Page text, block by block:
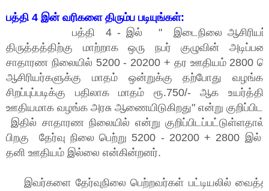
பத்தி 4 இன் வரிகளை திரும்ப படியுங்கள்:
பத்தி 4 - இல் " இடைநிலை
திருத்தத்திற்கு மாற்றாக ஒரு நபர் குழுவின்
சாதாரண நிலையில் 5200 - 20200 + தர ஊதியம் 2800
ஆசிரியர்களுக்கு மாதம் ஒன்றுக்கு தற்போது
சிறப்புப்படிக்கு பதிலாக மாதம் ரூ.750/- ஆக
ஊதியமாக வழங்க அரசு ஆணையிடுகிறது" என்று
இதில் சாதாரண நிலையில் என்று
பிறகு தேர்வு நிலை பெற்று 5200 - 20200 + 2800 இல்
தனி ஊதியம் இல்லை என்கின்றனர்.
இவர்களை தேர்வுநிலை பெற்றவர்கள் பட்டியலில்